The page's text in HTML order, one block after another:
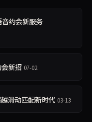
约会新服务
新招 07-02
滑动匹配新时代 03-13